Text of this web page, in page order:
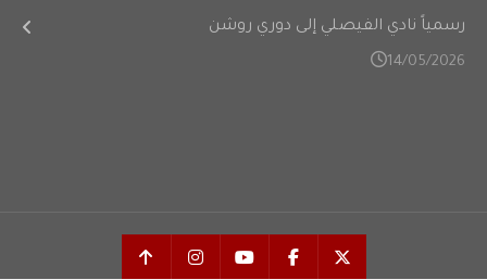
رسمياً نادي الفيصلي إلى دوري روشن
14/05/2026